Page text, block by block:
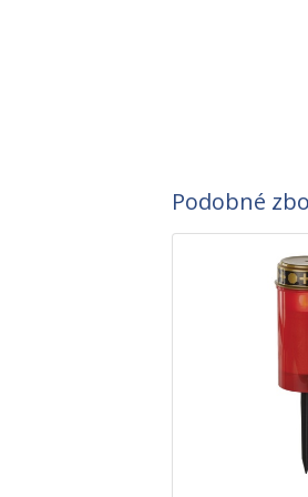
Podobné